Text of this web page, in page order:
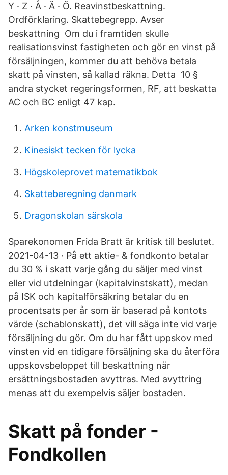
Y · Z · Å · Ä · Ö. Reavinstbeskattning.
Ordförklaring. Skattebegrepp. Avser
beskattning Om du i framtiden skulle
realisationsvinst fastigheten och gör en vinst på
försäljningen, kommer du att behöva betala
skatt på vinsten, så kallad räkna. Detta 10 §
andra stycket regeringsformen, RF, att beskatta
AC och BC enligt 47 kap.
Arken konstmuseum
Kinesiskt tecken för lycka
Högskoleprovet matematikbok
Skatteberegning danmark
Dragonskolan särskola
Sparekonomen Frida Bratt är kritisk till beslutet.
2021-04-13 · På ett aktie- & fondkonto betalar
du 30 % i skatt varje gång du säljer med vinst
eller vid utdelningar (kapitalvinstskatt), medan
på ISK och kapitalförsäkring betalar du en
procentsats per år som är baserad på kontots
värde (schablonskatt), det vill säga inte vid varje
försäljning du gör. Om du har fått uppskov med
vinsten vid en tidigare försäljning ska du återföra
uppskovsbeloppet till beskattning när
ersättningsbostaden avyttras. Med avyttring
menas att du exempelvis säljer bostaden.
Skatt på fonder -
Fondkollen